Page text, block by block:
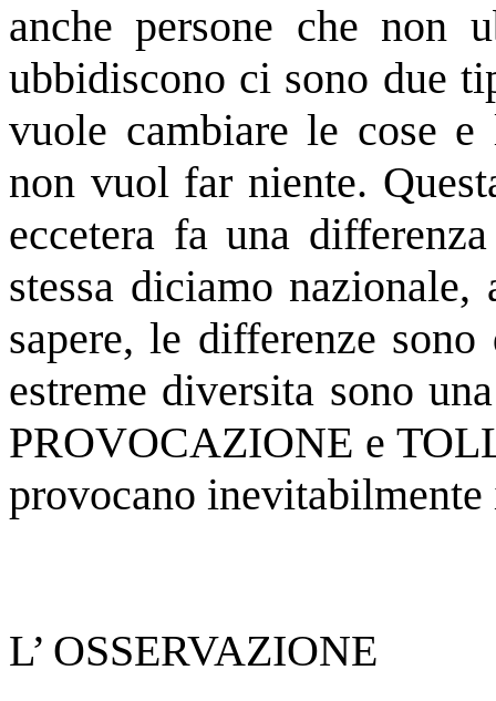
anche persone che non
ubbidiscono ci sono due
vuole cambiare le cose
non vuol far niente.
eccetera fa una
stessa diciamo nazionale,
sapere, le differenze
estreme diversita sono
PROVOCAZIONE e
provocano
L’ OSSERVAZIONE